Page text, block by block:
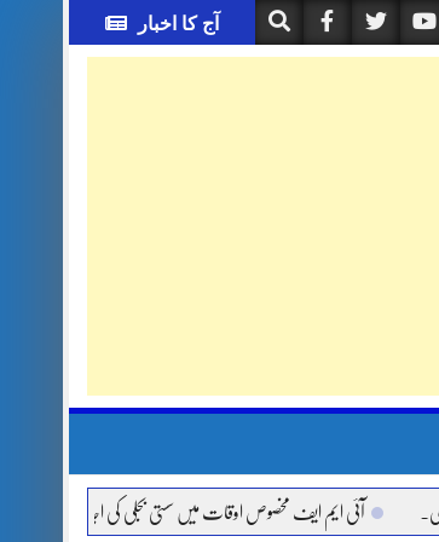
آج کا اخبار
آئی ایم ایف مخصوص اوقات میں سستی بجلی کی اجازت نہیں دے رہا،